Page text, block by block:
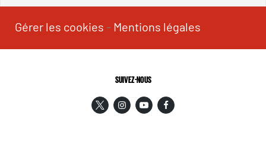
Gérer les cookies - Mentions légales
SUIVEZ-NOUS